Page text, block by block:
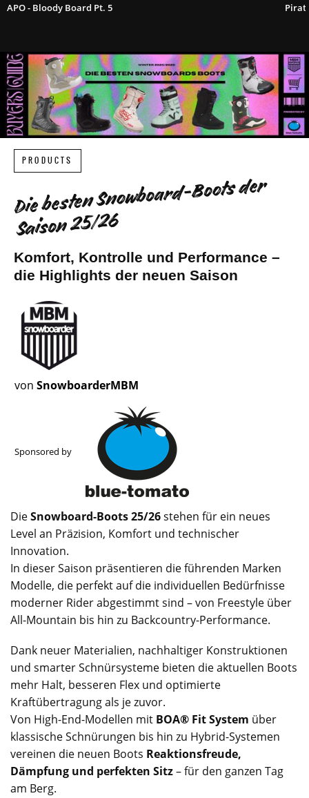
APO - Bloody Board Pt. 5
PRODUCTS
Die besten Snowboard-Boots der
Saison 25/26
Komfort, Kontrolle und Performance –
die Highlights der neuen Saison
von SnowboarderMBM
Sponsored by
DieSnowboard-Boots 25/26stehen für ein neues
Level an Präzision, Komfort und technischer
Innovation.
In dieser Saison präsentieren die führenden Marken
Modelle, die perfekt auf die individuellen Bedürfnisse
moderner Rider abgestimmt sind – von Freestyle über
All-Mountain bis hin zu Backcountry-Performance.
Dank neuer Materialien, nachhaltiger Konstruktionen
und smarter Schnürsysteme bieten die aktuellen Boots
mehr Halt, besseren Flex und optimierte
Kraftübertragung als je zuvor.
Von High-End-Modellen mit BOA® Fit System über
klassische Schnürungen bis hin zu Hybrid-Systemen
vereinen die neuen Boots Reaktionsfreude,
Dämpfung und perfekten Sitz– für den ganzen Tag
am Berg.